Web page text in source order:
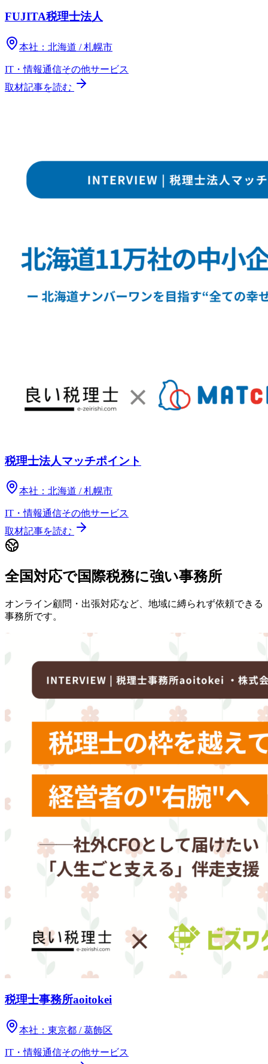
FUJITA税理士法人
本社： 北海道 / 札幌市
IT・情報通信その他サービス
取材記事を読む
税理士法人マッチポイント
本社： 北海道 / 札幌市
IT・情報通信その他サービス
取材記事を読む
全国対応で国際税務に強い事務所
オンライン顧問・出張対応など、地域に縛られず依頼できる
事務所です。
税理士事務所aoitokei
本社： 東京都 / 葛飾区
IT・情報通信その他サービス